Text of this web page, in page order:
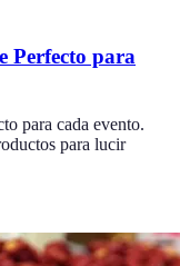
Perfecto para
para cada evento.
para lucir